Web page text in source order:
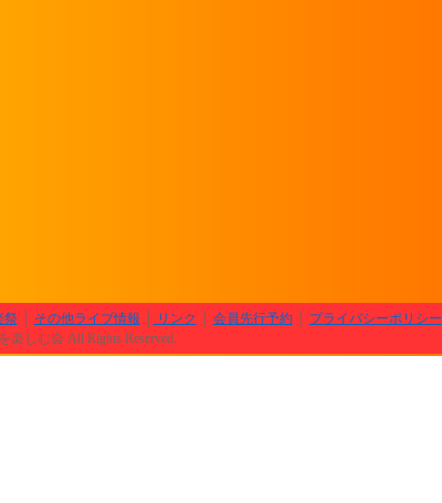
祭│ その他ライブ情報 リンク 会員先行予約│
プライバシーポリシー
楽しむ会 All Rights Reserved.